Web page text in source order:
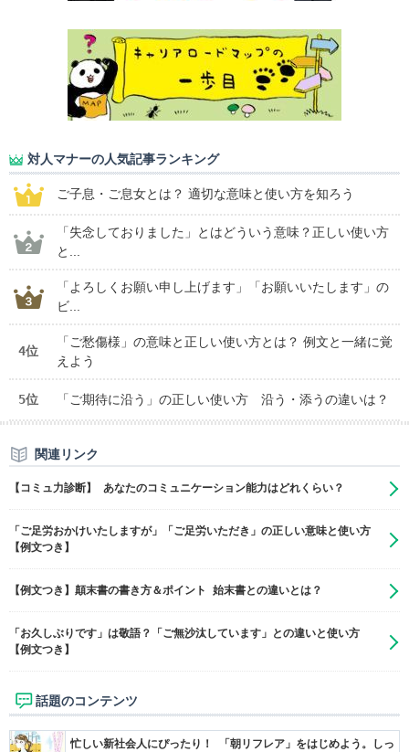
対人マナーの人気記事ランキング
ご子息・ご息女とは？ 適切な意味と使い方を知ろう
「失念しておりました」とはどういう意味？正しい使い方
と...
「よろしくお願い申し上げます」「お願いいたします」の
ビ...
4位
「ご愁傷様」の意味と正しい使い方とは？ 例文と一緒に覚
えよう
5位 「ご期待に沿う」の正しい使い方 沿う・添うの違いは？
関連リンク
【コミュ力診断】 あなたのコミュニケーション能力はどれくらい？
「ご足労おかけいたしますが」「ご足労いただき」の正しい意味と使い方
【例文つき】
【例文つき】顛末書の書き方＆ポイント 始末書との違いとは？
「お久しぶりです」は敬語？「ご無沙汰しています」との違いと使い方
【例文つき】
話題のコンテンツ
忙しい新社会人にぴったり！ 「朝リフレア」をはじめよう。しっ